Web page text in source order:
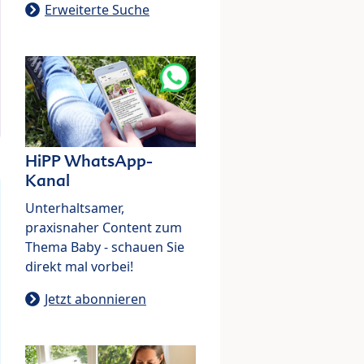
Erweiterte Suche
HiPP WhatsApp-
Kanal
Unterhaltsamer,
praxisnaher Content zum
Thema Baby - schauen Sie
direkt mal vorbei!
Jetzt abonnieren